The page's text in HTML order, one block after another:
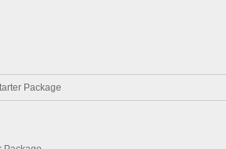
Package